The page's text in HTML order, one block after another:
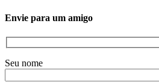
Envie para um amigo
Seu nome